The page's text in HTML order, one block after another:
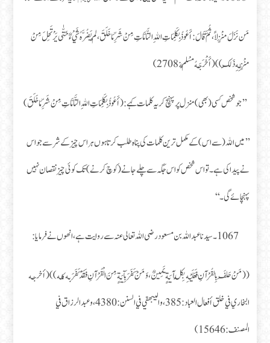
مَن نَزَلَ مَنْزِلاً ، ثُمَّ قَالَ: أَعُوذُ بِكَلِمَاتِ اللهِ التَّامَّاتِ مِنْ شَرِّ مَا خَلَقَ ، لَمْ يَضُرَّهُ شَيْءٌ حَتّٰى يَرْتَحِلَ مِنْ
مَنْزِلِهِ ذَلِكَ)) (أَخْرَجَهُ مُسْلِمٌ:2708)
’’جو شخص کسی (بھی) منزل پر پہنچ کر یہ کلمات کہے: (أَعُوذُ بِكَلِمَاتِ اللهِ التَّامَّاتِ مِنْ شَرِّ مَا خَلَقَ)
’’میں اللہ (سے اس) کے مکمل ترین کلمات کی پناہ طلب کرتا ہوں ہر اس چیز کے شر سے جو اس
نے پیدا کی ہے۔ تو اس شخص کو اس جگہ سے چلے جانے (کوچ کرنے) تک کوئی چیز نقصان نہیں
پہنچائے گی۔‘‘
1067۔ سیدنا عبد اللہ بن مسعود رضی اللہ تعالی عنہ سے روایت ہے، انھوں نے فرمایا:
((مَنْ حَلَفَ بِالقُرْآنِ فَعَلَيْهِ بِكُلِّ آيَةٍ يَمِينٌ، وَمَنْ كَفَرَ بِآيَةٍ مِنَ الْقُرْآنِ فَقَدْ كَفَرَبه كله))(أخرجه
البخاري في خلق أفعال العباد: 385، و اليبهقي في السنن: 4380، وعبدالرزاق في
المصنف:15646)